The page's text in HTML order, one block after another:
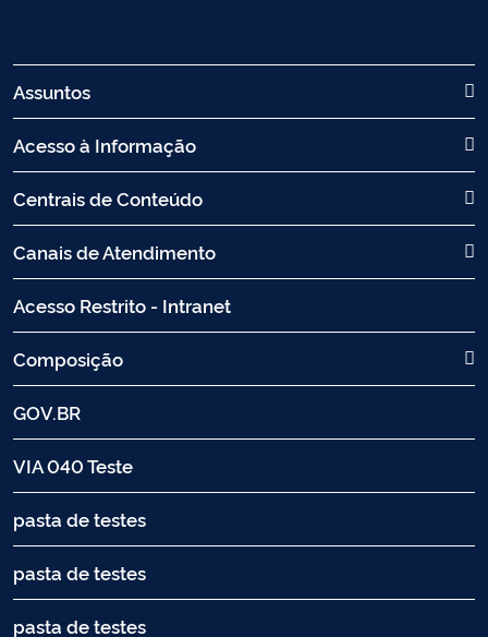
Assuntos
Acesso à Informação
Centrais de Conteúdo
Canais de Atendimento
Acesso Restrito - Intranet
Composição
GOV.BR
VIA 040 Teste
pasta de testes
pasta de testes
pasta de testes